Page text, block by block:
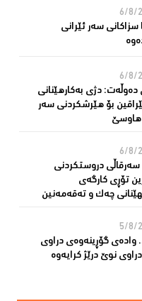
6/8/
سزاكانی سه‌ر ئێرانی
6/8/
دەوڵەت: دژى بەکارهێنانى
بۆ هێرشکردنى سەر
هاوسێ
6/8/
دروستکردنی
تۆڕى کارگەى
چەک و تەقەمەنین
5/8/
واده‌ی گۆڕینه‌وه‌ی دراوی
نوێ درێژ كرایه‌وه‌